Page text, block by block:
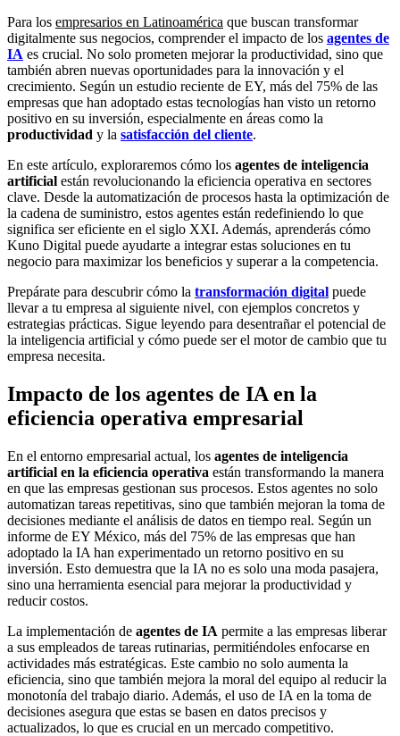
Para los empresarios en Latinoamérica que buscan transformar
digitalmente sus negocios, comprender el impacto de los agentes de
IA es crucial. No solo prometen mejorar la productividad, sino que
también abren nuevas oportunidades para la innovación y el
crecimiento. Según un estudio reciente de EY, más del 75% de las
empresas que han adoptado estas tecnologías han visto un retorno
positivo en su inversión, especialmente en áreas como la
productividad y la satisfacción del cliente.
En este artículo, exploraremos cómo los agentes de inteligencia
artificial están revolucionando la eficiencia operativa en sectores
clave. Desde la automatización de procesos hasta la optimización de
la cadena de suministro, estos agentes están redefiniendo lo que
significa ser eficiente en el siglo XXI. Además, aprenderás cómo
Kuno Digital puede ayudarte a integrar estas soluciones en tu
negocio para maximizar los beneficios y superar a la competencia.
Prepárate para descubrir cómo la transformación digital puede
llevar a tu empresa al siguiente nivel, con ejemplos concretos y
estrategias prácticas. Sigue leyendo para desentrañar el potencial de
la inteligencia artificial y cómo puede ser el motor de cambio que tu
empresa necesita.
Impacto de los agentes de IA en la
eficiencia operativa empresarial
En el entorno empresarial actual, los agentes de inteligencia
artificial en la eficiencia operativa están transformando la manera
en que las empresas gestionan sus procesos. Estos agentes no solo
automatizan tareas repetitivas, sino que también mejoran la toma de
decisiones mediante el análisis de datos en tiempo real. Según un
informe de EY México, más del 75% de las empresas que han
adoptado la IA han experimentado un retorno positivo en su
inversión. Esto demuestra que la IA no es solo una moda pasajera,
sino una herramienta esencial para mejorar la productividad y
reducir costos.
La implementación de agentes de IA permite a las empresas liberar
a sus empleados de tareas rutinarias, permitiéndoles enfocarse en
actividades más estratégicas. Este cambio no solo aumenta la
eficiencia, sino que también mejora la moral del equipo al reducir la
monotonía del trabajo diario. Además, el uso de IA en la toma de
decisiones asegura que estas se basen en datos precisos y
actualizados, lo que es crucial en un mercado competitivo.